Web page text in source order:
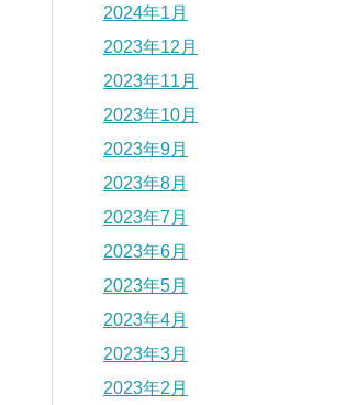
2024年1月
2023年12月
2023年11月
2023年10月
2023年9月
2023年8月
2023年7月
2023年6月
2023年5月
2023年4月
2023年3月
2023年2月